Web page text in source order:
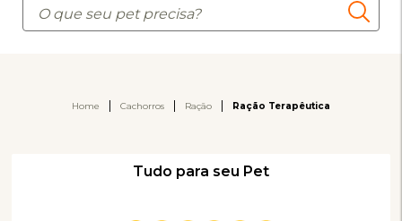
Home Cachorros Ração Ração Terapêutica
Tudo para seu Pet